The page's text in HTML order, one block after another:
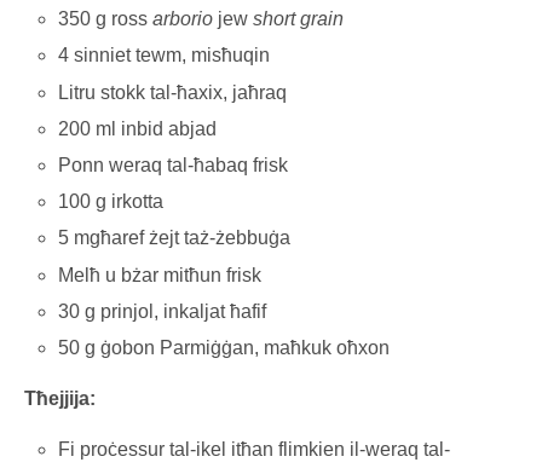
350 g rossarborio jew short grain
4 sinniet tewm, misħuqin
Litru stokk tal-ħaxix, jaħraq
200 ml inbid abjad
Ponn weraq tal-ħabaq frisk
100 g irkotta
5 mgħaref żejt taż-żebbuġa
Melħ u bżar mitħun frisk
30 g prinjol, inkaljat ħafif
50 g ġobon Parmiġġan, maħkuk oħxon
Tħejjija:
Fi proċessur tal-ikel itħan flimkien il-weraq tal-